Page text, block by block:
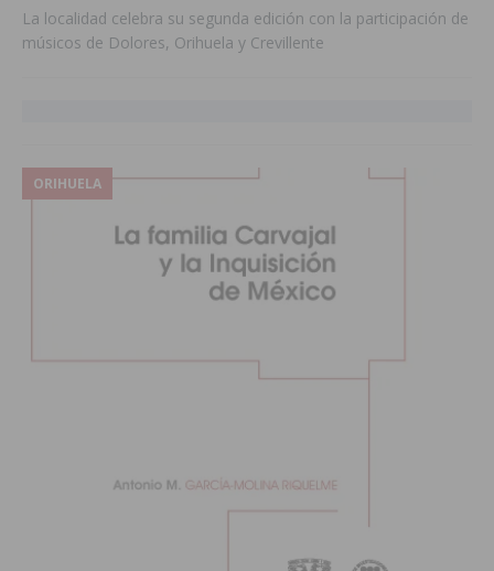
La localidad celebra su segunda edición con la participación de
músicos de Dolores, Orihuela y Crevillente
ORIHUELA